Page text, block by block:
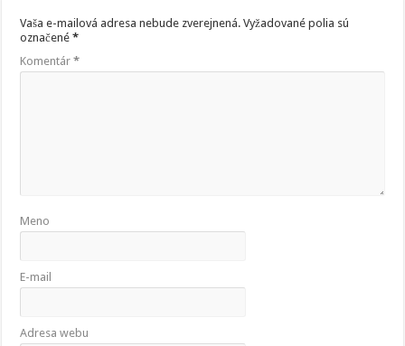
Vaša e-mailová adresa nebude zverejnená. Vyžadované polia sú
označené*
Komentár*
Meno
E-mail
Adresa webu